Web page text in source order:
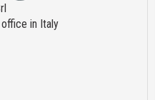
in Italy